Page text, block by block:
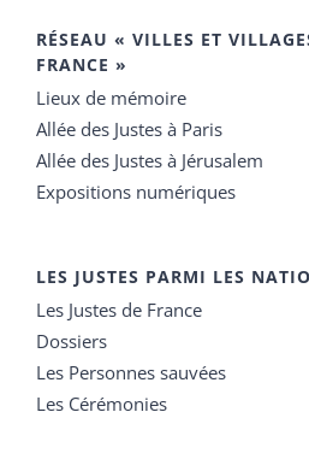
RÉSEAU « VILLES ET
FRANCE »
Lieux de mémoire
Allée des Justes à Paris
Allée des Justes à Jérusalem
Expositions numériques
LES JUSTES PARMI LES
Les Justes de France
Dossiers
Les Personnes sauvées
Les Cérémonies